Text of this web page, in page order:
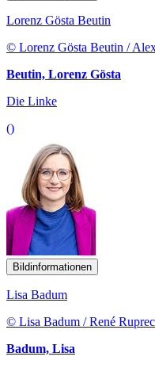
Lorenz Gösta Beutin
© Lorenz Gösta Beutin /
Beutin, Lorenz Gösta
Die Linke
()
Bildinformationen
Lisa Badum
© Lisa Badum / René
Badum, Lisa